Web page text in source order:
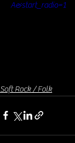
A&start_radio=1
Soft Rock / Folk